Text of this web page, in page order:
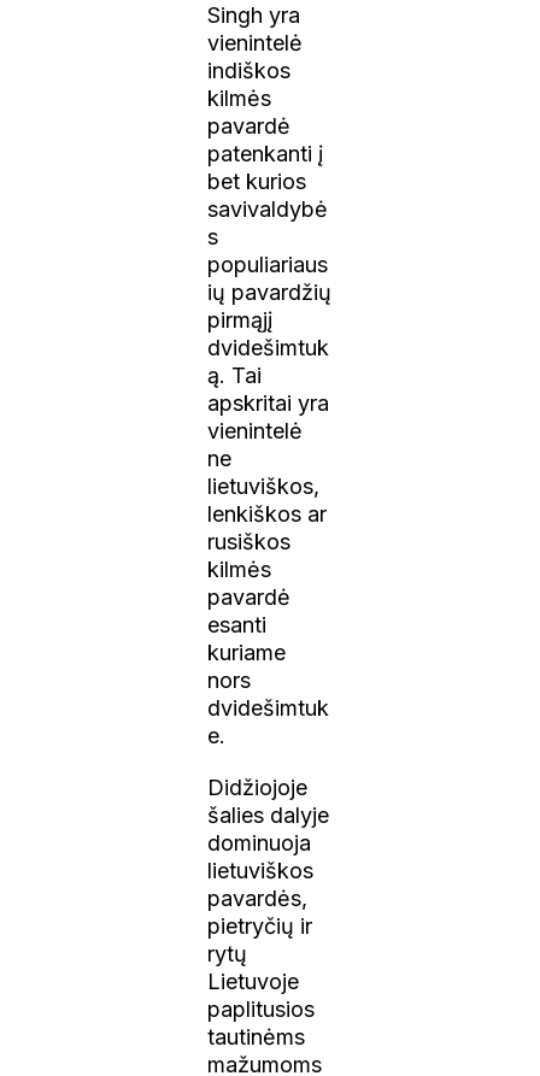
Singh yra
vienintelė
indiškos
kilmės
pavardė
patenkanti į
bet kurios
savivaldybė
s
populiariaus
ių pavardžių
pirmąjį
dvidešimtuk
ą. Tai
apskritai yra
vienintelė
ne
lietuviškos,
lenkiškos ar
rusiškos
kilmės
pavardė
esanti
kuriame
nors
dvidešimtuk
e.
Didžiojoje
šalies dalyje
dominuoja
lietuviškos
pavardės,
pietryčių ir
rytų
Lietuvoje
paplitusios
tautinėms
mažumoms